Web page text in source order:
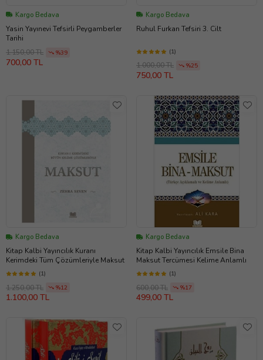
Kargo Bedava
Yasin Yayınevi Tefsirli Peygamberler
Tarihi
1.150,00 TL
%39
700,00 TL
Kargo Bedava
Ruhul Furkan Tefsiri 3. Cilt
(1)
1.000,00 TL %25
750,00 TL
Kargo Bedava
Kitap Kalbi Yayıncılık Kuranı
Kerimdeki Tüm Çözümleriyle Maksut
(1)
1.250,00 TL %12
1.100,00 TL
Kargo Bedava
Kitap Kalbi Yayıncılık Emsile Bina
Maksut Tercümesi Kelime Anlamlı
(1)
600,00 TL %17
499,00 TL